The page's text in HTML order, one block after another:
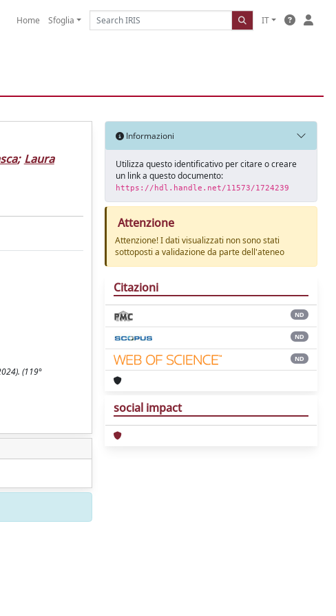
Home Sfoglia IT
; Laura
(119°
Informazioni
Utilizza questo identificativo per citare o creare
un link a questo documento:
https://hdl.handle.net/11573/1724239
Attenzione
Attenzione! I dati visualizzati non sono stati
sottoposti a validazione da parte dell'ateneo
Citazioni
ND
ND
ND
social impact